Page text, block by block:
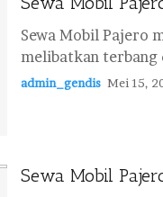
Sewa Mobil Pajero
melibatkan terbang
admin_gendis Mei 15,
Sewa Mobil